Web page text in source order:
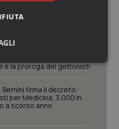
al Siveas e il
e la proroga dei gettonisti
Bernini firma il decreto:
per Medicina, 3.000 in
a scorso anno
Marketing